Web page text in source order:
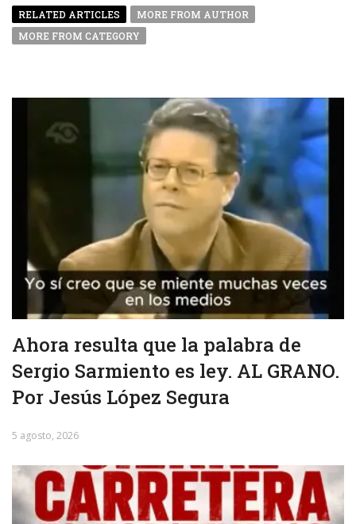
RELATED ARTICLES
MORE FROM AUTHOR
MORE FROM CATEGORY
Ahora resulta que la palabra de
Sergio Sarmiento es ley. AL GRANO.
Por Jesús López Segura
5 agosto, 2026